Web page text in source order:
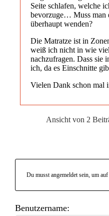
Seite schlafen, welche
bevorzuge… Muss man
überhaupt wenden?
Die Matratze ist in
weiß ich nicht in wie
nachzufragen. Dass sie
ich, da es Einschnitte
Vielen Dank schon mal
Ansicht von 2
Du musst angemeldet sein, um
Benutzername: